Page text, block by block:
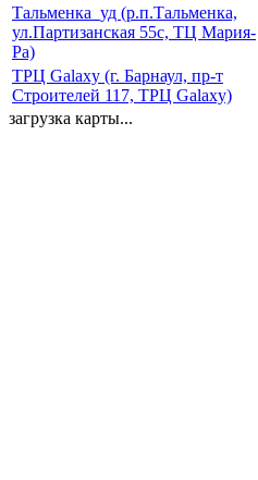
Тальменка_уд (р.п.Тальменка,
ул.Партизанская 55с, ТЦ Мария-
Ра)
ТРЦ Galaxy (г. Барнаул, пр-т
Строителей 117, ТРЦ Galaxy)
загрузка карты...